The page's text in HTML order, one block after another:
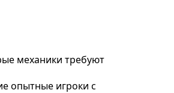
механики требуют
опытные игроки с